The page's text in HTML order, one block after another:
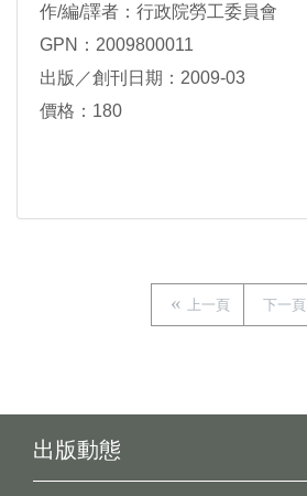
作/編/譯者：行政院勞工委員會
GPN：2009800011
出版／創刊日期：2009-03
價格：180
上一頁 下一頁
出版動態